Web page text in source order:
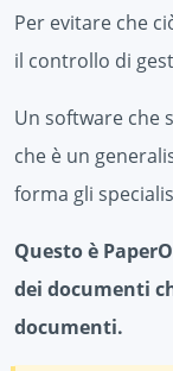
Per evitare che
il controllo di
Un software che
che è un
forma gli
Questo è
dei documenti
documenti.